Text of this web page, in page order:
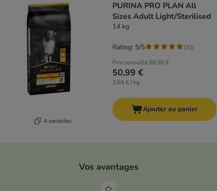
4 variantes
PURINA PRO PLAN All
Sizes Adult Light/Sterilised
14 kg
Prix conseillé 68,90 €
50,99 €
3,64 € / kg
Rating: 5/5 (31)
Ajouter au panier
Vos avantages